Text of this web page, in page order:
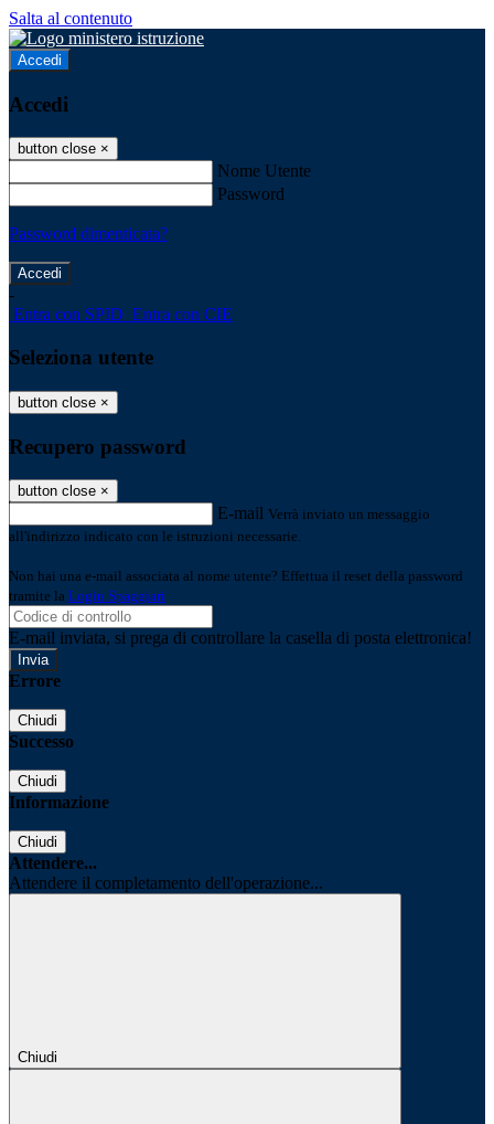
Salta al contenuto
Accedi
Accedi
button close ×
Nome Utente
Password
Password dimenticata?
-
Entra con SPID Entra con CIE
Seleziona utente
button close ×
Recupero password
button close ×
E-mail Verrà inviato un messaggio
all'indirizzo indicato con le istruzioni necessarie.
Non hai una e-mail associata al nome utente? Effettua il reset della password
tramite la Login Spaggiari
E-mail inviata, si prega di controllare la casella di posta elettronica!
Errore
Chiudi
Successo
Chiudi
Informazione
Chiudi
Attendere...
Attendere il completamento dell'operazione...
Chiudi